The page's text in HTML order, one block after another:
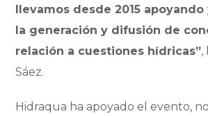
llevamos desde 2015
la generación y difusión de
relación a cuestiones hídricas”,
Sáez.
Hidraqua ha apoyado el evento,